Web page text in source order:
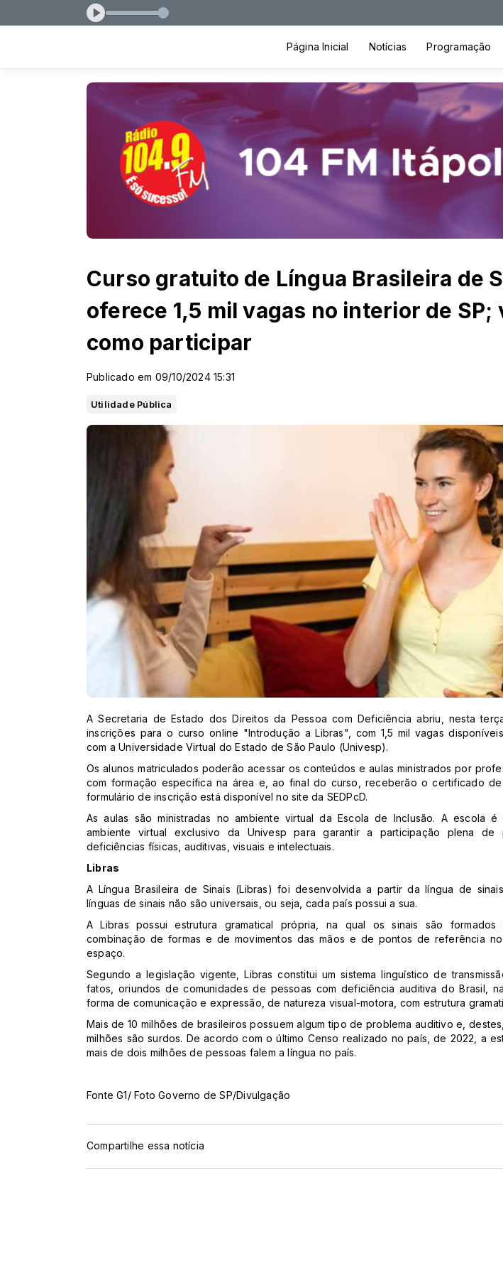
Página Inicial Notícias Programação
Curso gratuito de Língua Brasileira de
oferece 1,5 mil vagas no interior de SP;
como participar
Publicado em 09/10/2024 15:31
Utilidade Pública
A Secretaria de Estado dos Direitos da Pessoa com Deficiência abriu, nesta
inscrições para o curso online "Introdução a Libras", com 1,5 mil vagas
com a Universidade Virtual do Estado de São Paulo (Univesp).
Os alunos matriculados poderão acessar os conteúdos e aulas ministrados por
com formação específica na área e, ao final do curso, receberão o certificado de
formulário de inscrição está disponível no site da SEDPcD.
As aulas são ministradas no ambiente virtual da Escola de Inclusão. A escola é
ambiente virtual exclusivo da Univesp para garantir a participação plena de
deficiências físicas, auditivas, visuais e intelectuais.
Libras
A Língua Brasileira de Sinais (Libras) foi desenvolvida a partir da língua de
línguas de sinais não são universais, ou seja, cada país possui a sua.
A Libras possui estrutura gramatical própria, na qual os sinais são
combinação de formas e de movimentos das mãos e de pontos de referência
espaço.
Segundo a legislação vigente, Libras constitui um sistema linguístico de
fatos, oriundos de comunidades de pessoas com deficiência auditiva do Brasil,
forma de comunicação e expressão, de natureza visual-motora, com estrutura
Mais de 10 milhões de brasileiros possuem algum tipo de problema auditivo e,
milhões são surdos. De acordo com o último Censo realizado no país, de 2022, a
mais de dois milhões de pessoas falem a língua no país.
Fonte G1/ Foto Governo de SP/Divulgação
Compartilhe essa notícia